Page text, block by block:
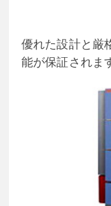
優れた設計と厳
能が保証されま